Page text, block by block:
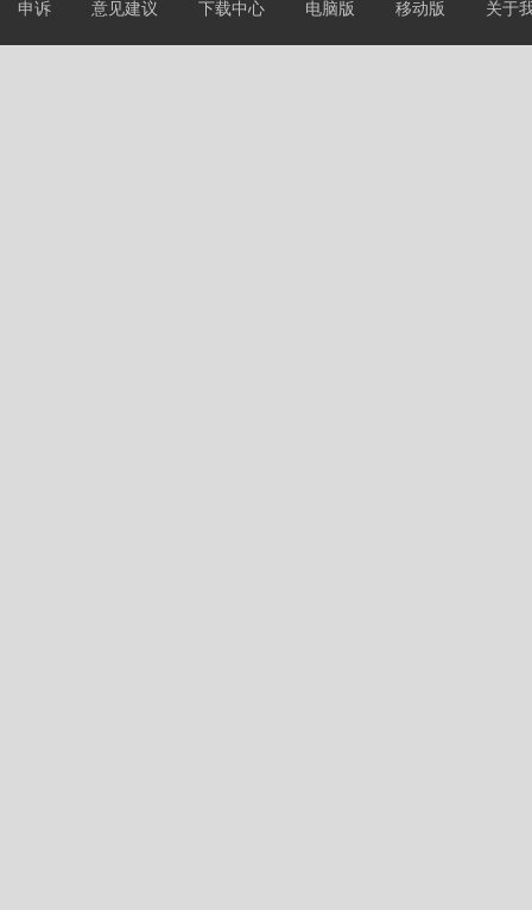
申诉 意见建议 下载中心 电脑版 移动版 关于